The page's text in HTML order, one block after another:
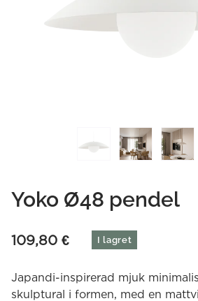
Yoko Ø48 pendel
109,80 € I lagret
Japandi-inspirerad mjuk
skulptural i formen, med en